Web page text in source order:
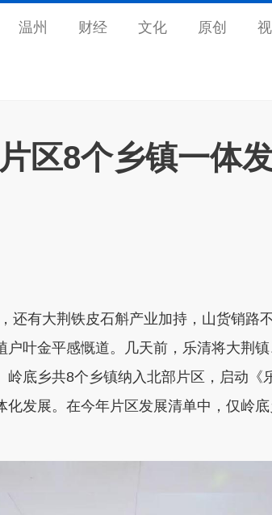
温州 财经 文化 原创
区8个乡镇一体
有大荆铁皮石斛产业加持，山货销路不
户叶金平感慨道。几天前，乐清将大荆
岭底乡共8个乡镇纳入北部片区，启动《
发展。在今年片区发展清单中，仅岭